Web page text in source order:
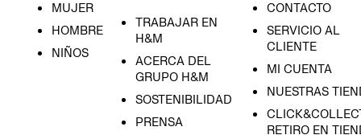
MUJER
HOMBRE
NIÑOS
TRABAJAR EN
H&M
ACERCA DEL
GRUPO H&M
SOSTENIBILIDAD
PRENSA
CONTACTO
SERVICIO AL
CLIENTE
MI CUENTA
NUESTRAS
RETIRO EN